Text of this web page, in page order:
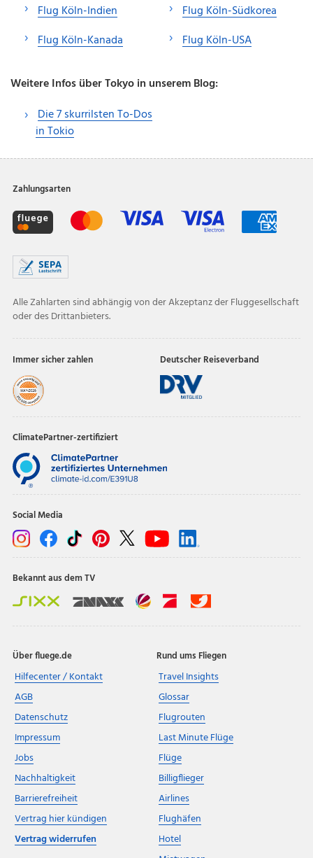
Flug Köln-Indien
Flug Köln-Kanada
Flug Köln-Südkorea
Flug Köln-USA
Weitere Infos über Tokyo in unserem Blog:
Die 7 skurrilsten To-Dos
in Tokio